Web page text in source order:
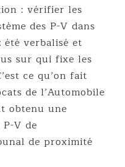
: vérifier les
des P-V dans
été verbalisé et
sur qui fixe les
ce qu’on fait
de l’Automobile
obtenu une
V de
de proximité